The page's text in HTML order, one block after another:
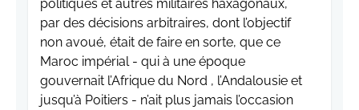
politiques et autres militaires haxagonaux,
par des décisions arbitraires, dont l’objectif
non avoué, était de faire en sorte, que ce
Maroc impérial - qui à une époque
gouvernait l’Afrique du Nord , l’Andalousie et
jusqu’à Poitiers - n’ait plus jamais l’occasion